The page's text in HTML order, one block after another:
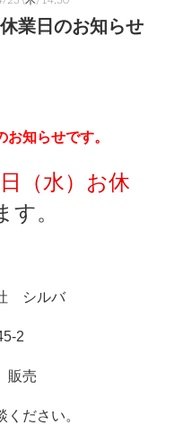
業日のお知らせ
知らせです。
（水）お休
す。
　シルバ
2
販売
ださい。